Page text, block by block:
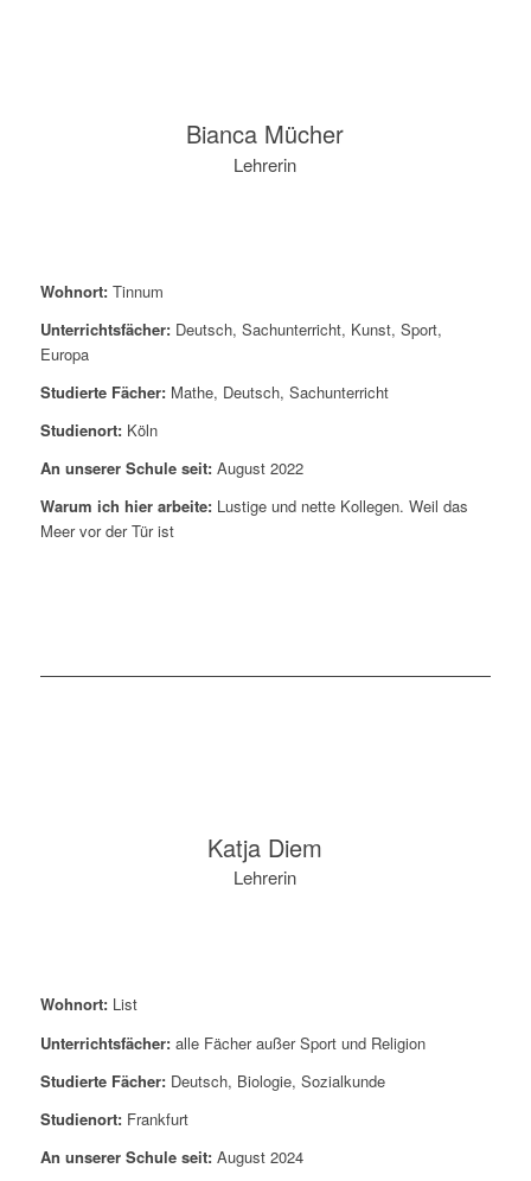
Bianca Mücher
Lehrerin
Wohnort: Tinnum
Unterrichtsfächer: Deutsch, Sachunterricht, Kunst, Sport,
Europa
Studierte Fächer: Mathe, Deutsch, Sachunterricht
Studienort: Köln
An unserer Schule seit: August 2022
Warum ich hier arbeite: Lustige und nette Kollegen. Weil das
Meer vor der Tür ist
Katja Diem
Lehrerin
Wohnort:List
Unterrichtsfächer: alle Fächer außer Sport und Religion
Studierte Fächer: Deutsch, Biologie, Sozialkunde
Studienort: Frankfurt
An unserer Schule seit: August 2024